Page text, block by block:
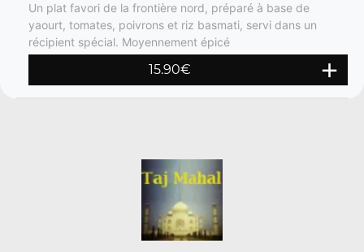
Un plat favori de la frontière nord, préparé à base de
yaourt, tomates, poivrons et riz basmati, servi dans un
récipient spécial. Moyennement épicé
15.90€